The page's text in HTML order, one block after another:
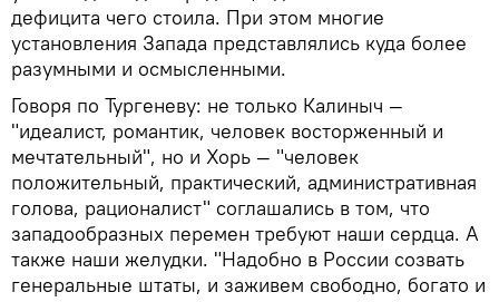
дефицита чего стоила. При этом многие
установления Запада представлялись куда более
разумными и осмысленными.
Говоря по Тургеневу: не только Калиныч —
"идеалист, романтик, человек восторженный и
мечтательный", но и Хорь — "человек
положительный, практический, административная
голова, рационалист" соглашались в том, что
западообразных перемен требуют наши сердца. А
также наши желудки. "Надобно в России созвать
генеральные штаты, и заживем свободно, богато и